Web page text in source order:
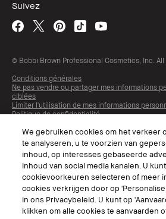
Suivez
© Bobbi Brown Professional Cosmetics, Inc.
Conditions générales
Ne pas vendre ou partager mes informations
ciblées
Limiter l'utilisation de mes informations
Politique de confidentialité
We gebruiken cookies om het verkeer
te analyseren, u te voorzien van
inhoud, op interesses gebaseerde
inhoud van social media kanalen. U
cookievoorkeuren selecteren of meer
cookies verkrijgen door op
in ons Privacybeleid. U kunt op
klikken om alle cookies te aanvaarden